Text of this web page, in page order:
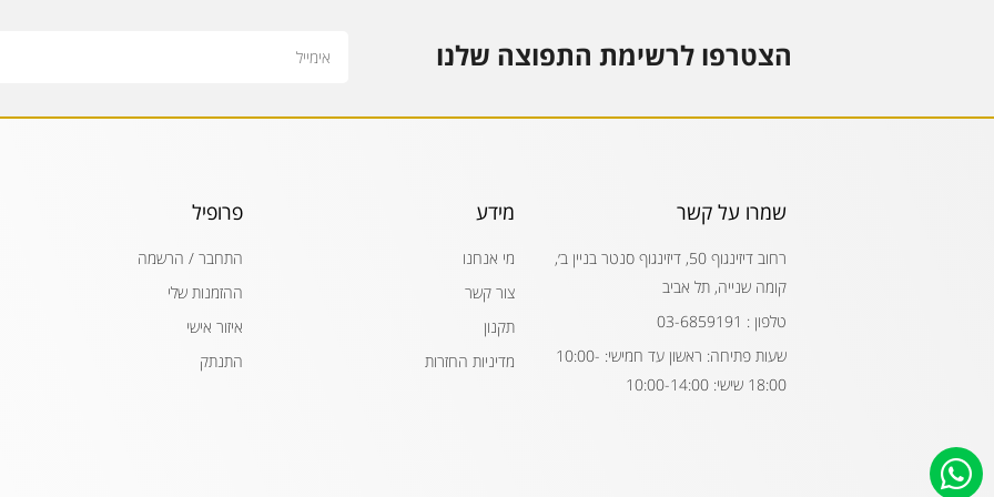
הצטרפו לרשימת התפוצה שלנו
שמרו על קשר
רחוב דיזינגוף 50, דיזינגוף סנטר בניין ב׳,
קומה שנייה, תל אביב
טלפון : 03-6859191
שעות פתיחה: ראשון עד חמישי: 10:00-
18:00 שישי: 10:00-14:00
מידע
מי אנחנו
צור קשר
תקנון
מדיניות החזרות
פרופיל
התחבר / הרשמה
ההזמנות שלי
איזור אישי
התנתק